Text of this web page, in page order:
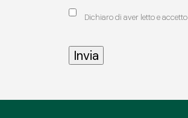
Dichiaro di aver letto e accetto